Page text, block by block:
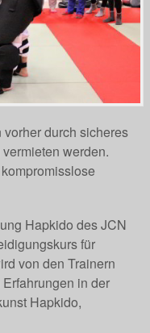
durch sicheres
werden.
Hapkido des JCN
für
von den Trainern
in der
Hapkido,